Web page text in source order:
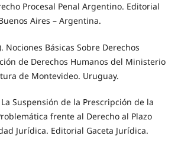
Procesal Penal Argentino. Editorial
Aires – Argentina.
Nociones Básicas Sobre Derechos
de Derechos Humanos del Ministerio
de Montevideo. Uruguay.
Suspensión de la Prescripción de la
frente al Derecho al Plazo
Jurídica. Editorial Gaceta Jurídica.